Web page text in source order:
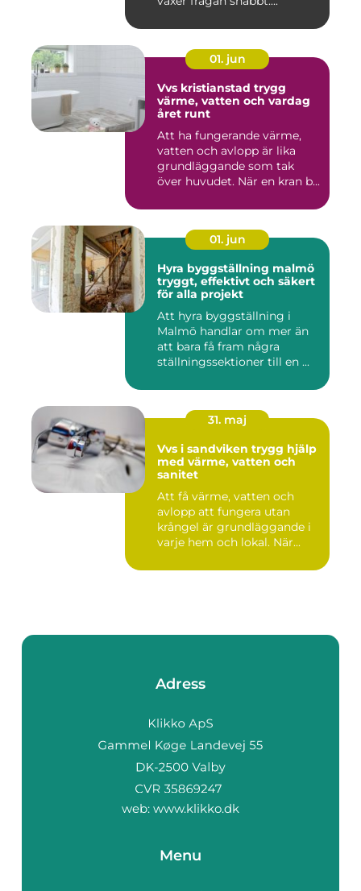
01. jun
Vvs kristianstad trygg
värme, vatten och vardag
året runt
Att ha fungerande värme,
vatten och avlopp är lika
grundläggande som tak
över huvudet. När en kran b...
01. jun
Hyra byggställning malmö
tryggt, effektivt och säkert
för alla projekt
Att hyra byggställning i
Malmö handlar om mer än
att bara få fram några
ställningssektioner till en ...
31. maj
Vvs i sandviken trygg hjälp
med värme, vatten och
sanitet
Att få värme, vatten och
avlopp att fungera utan
krångel är grundläggande i
varje hem och lokal. När...
Adress
web: www.klikko.dk
Menu